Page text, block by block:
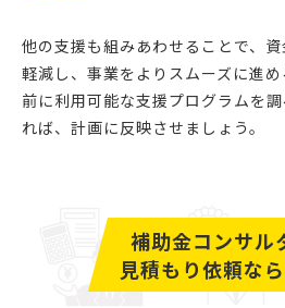
他の支援も組みあわせることで、
軽減し、事業をよりスムーズに進
前に利用可能な支援プログラムを
れば、計画に反映させましょう。
補助金コンサル
見積もり依頼な